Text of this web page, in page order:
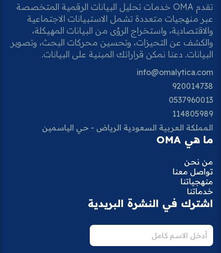
تقدم OMA خدمات تحليل البيانات الرقمية المتخصصة
عبر منهجيات متعددة تشمل الاستبيانات الاجتماعية
والاقتصادية، واستخراج الرؤى من البيانات المهيكلة،
والكشف عن التحيزات، وتحسين محركات البحث، وتصوير
البيانات. دعنا نمكن قراراتك المبنية على البيانات.
info@omalytica.com
920014738
0537960013
114805989
المملكة العربية السعودية الرياض - حي الياسمين
ما هي OMA
من نحن
تواصل معنا
منهجياتنا
خدماتنا
اشترك في النشرة البريدية